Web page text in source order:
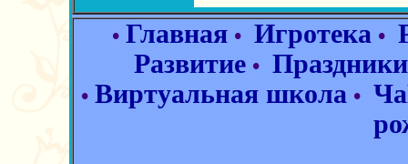
• Главная • Игротека •
Развитие• Праздники
• Виртуальная школа •